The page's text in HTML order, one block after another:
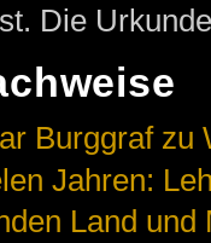
Die
Burggraf zu
Jahren:
Land und